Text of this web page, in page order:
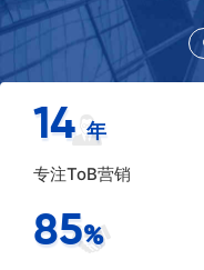
14 年
专注ToB营销
85%